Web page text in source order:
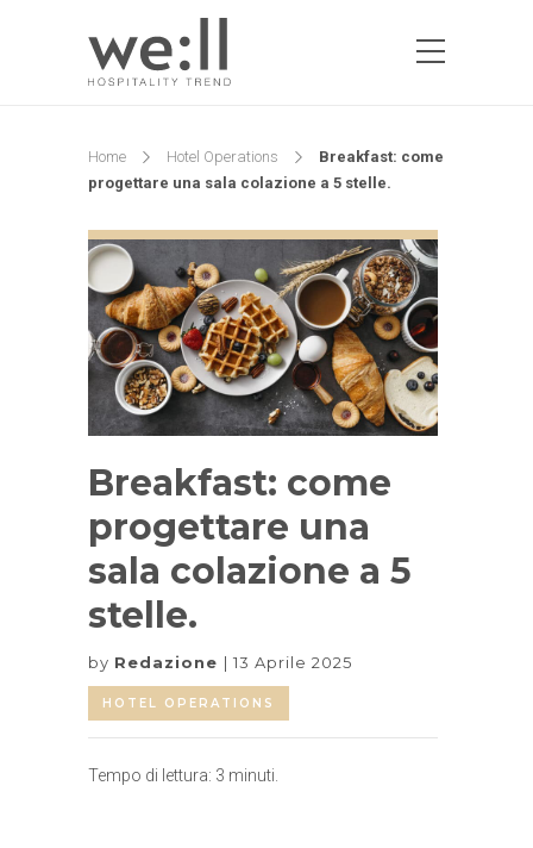
Home Hotel Operations
Breakfast: come
progettare una sala colazione a 5 stelle.
Breakfast: come
progettare una
sala colazione a 5
stelle.
by Redazione 13 Aprile 2025
HOTEL OPERATIONS
Tempo di lettura: 3 minuti.